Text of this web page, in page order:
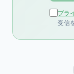
プラ
受信